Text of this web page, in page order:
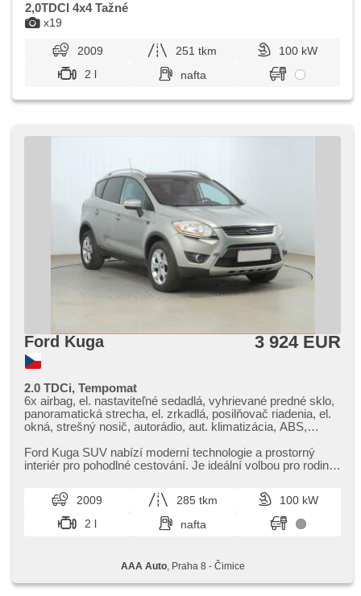
x19
2,0TDCI 4x4 Tažné
2009 251 tkm
100 kW
2 l
nafta
Ford Kuga 3 924 EUR
2.0 TDCi, Tempomat
6x airbag, el. nastaviteľné sedadlá, vyhrievané predné sklo,
panoramatická strecha, el. zrkadlá, posilňovač riadenia, el.
okná, strešný nosič, autorádio, aut. klimatizácia, ABS,
zamykanie, palubný počítač, el. sklopné zrkadlá, stabilizácia
podvozka (ESP), hmlové svetlá, vyhrievané sedadlá,
prevodovka
Ford Kuga SUV nabízí moderní technologie a prostorný
interiér pro pohodlné cestování. Je ideální volbou pro rodiny,​
2009 285 tkm
100 kW
2 l
nafta
AAA Auto, Praha 8 - Čimice